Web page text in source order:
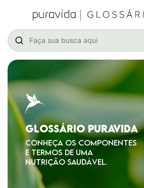
GLOSSÁRIO PURAVIDA
CONHEÇA OS COMPONENTES
E TERMOS DE UMA
NUTRIÇÃO SAUDÁVEL.